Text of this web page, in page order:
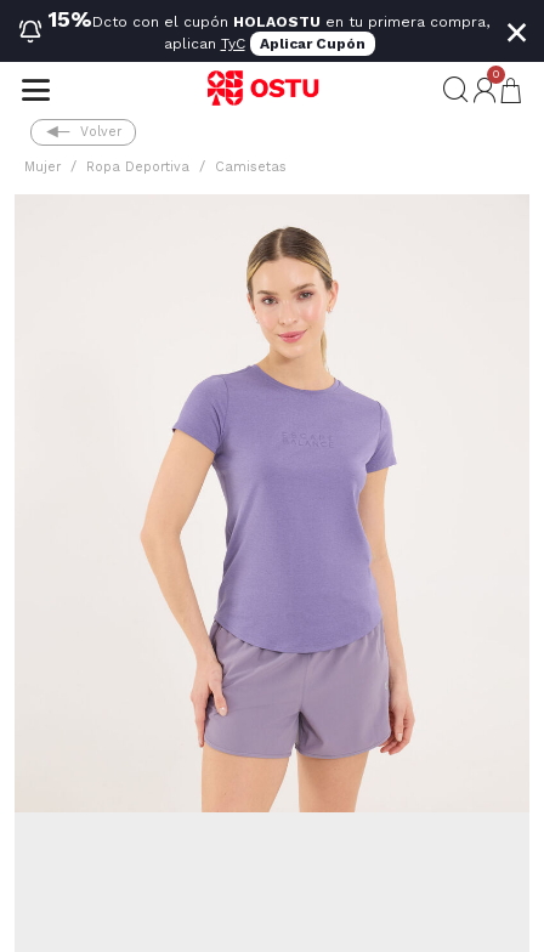
15%Dcto con el cupón HOLAOSTU en tu primera compra,
aplican TyC Aplicar Cupón ×
0
Volver
Mujer Ropa Deportiva Camisetas